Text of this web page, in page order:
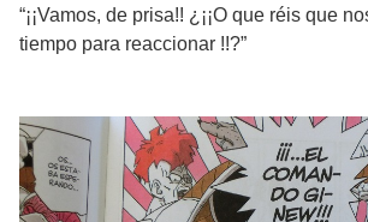
“¡¡Vamos, de prisa!! ¿¡¡O que réis que
tiempo para reaccionar !!?”